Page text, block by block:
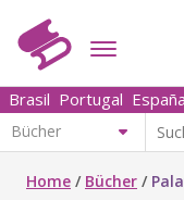
Brasil Portugal España
Home / Bücher /